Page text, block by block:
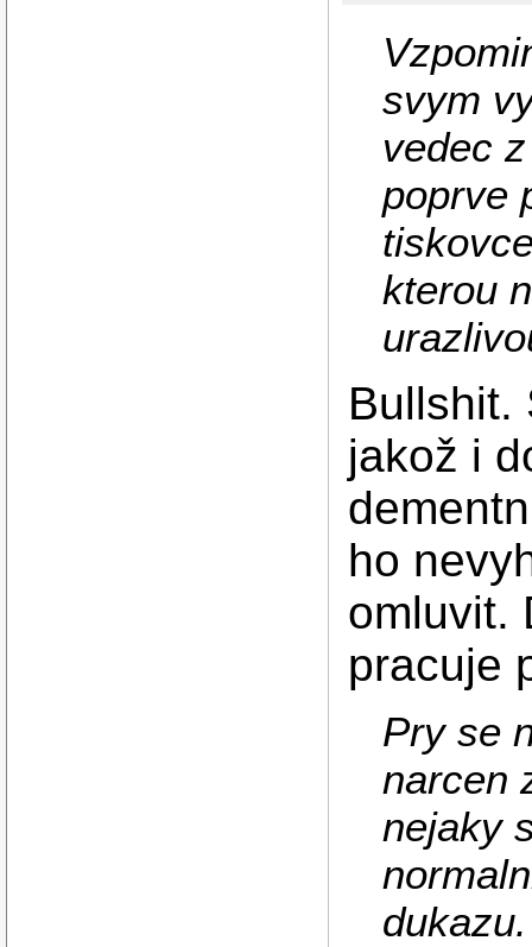
svym
vedec
poprve
kterou
Bullshit.
jakož i
ho
omluvit.
pracuje
Pry se
narcen
nejaky
dukazu.